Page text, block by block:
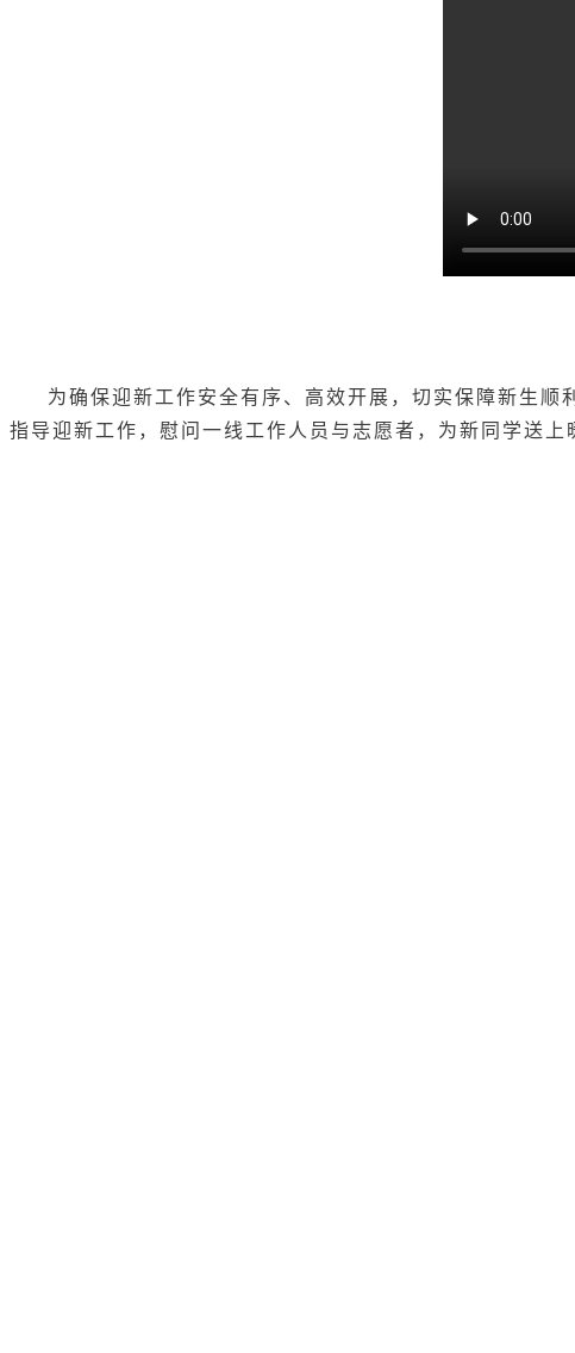
为确保迎新工作安全有序、 高效开展 ， 切实保障新生顺
指导迎新工作 ， 慰问一线工作人员与志愿者 ， 为新同学送上